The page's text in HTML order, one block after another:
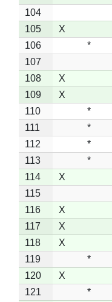
104
105
X
106
*
107
108
X
109
X
110
*
111
*
112
*
113
*
114
X
115
116
X
117
X
118
X
119
*
120
X
121
*